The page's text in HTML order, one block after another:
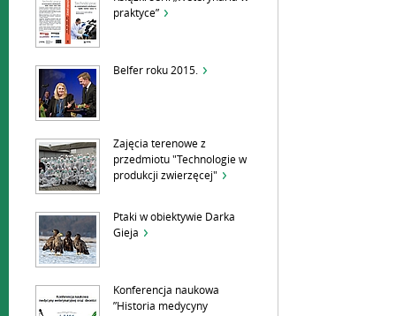
praktyce”
Belfer roku 2015.
Zajęcia terenowe z
przedmiotu "Technologie w
produkcji zwierzęcej"
Ptaki w obiektywie Darka
Gieja
Konferencja naukowa
”Historia medycyny